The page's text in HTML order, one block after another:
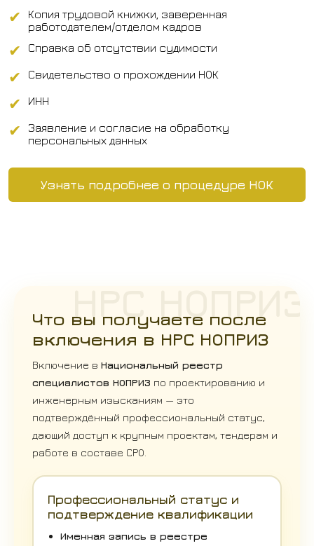
✔
Копия трудовой книжки, заверенная
работодателем/отделом кадров
✔ Справка об отсутствии судимости
✔ Свидетельство о прохождении НОК
✔ ИНН
✔
Заявление и согласие на обработку
персональных данных
Узнать подробнее о процедуре НОК
НРС НОПРИЗ
Что вы получаете после
включения в НРС НОПРИЗ
Включение в Национальный реестр
специалистов НОПРИЗ по проектированию и
инженерным изысканиям — это
подтверждённый профессиональный статус,
дающий доступ к крупным проектам, тендерам и
работе в составе СРО.
Профессиональный статус и
подтверждение квалификации
Именная запись в реестре